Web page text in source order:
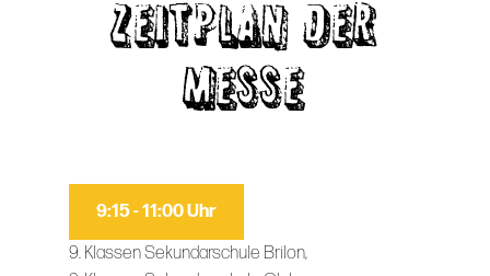
ZEITPLAN DER
MESSE
9:15 - 11:00 Uhr
9. Klassen Sekundarschule Brilon,